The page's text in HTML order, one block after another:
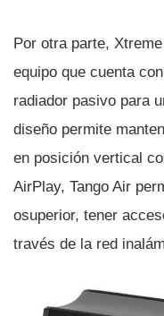
Por otra parte,
equipo que cuenta
radiador pasivo para
diseño permite
en posición vertical
AirPlay, Tango Air
osuperior, tener
través de la red